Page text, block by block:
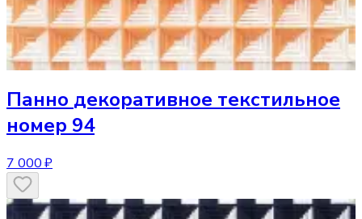
Панно декоративное текстильное
номер 94
7 000 ₽